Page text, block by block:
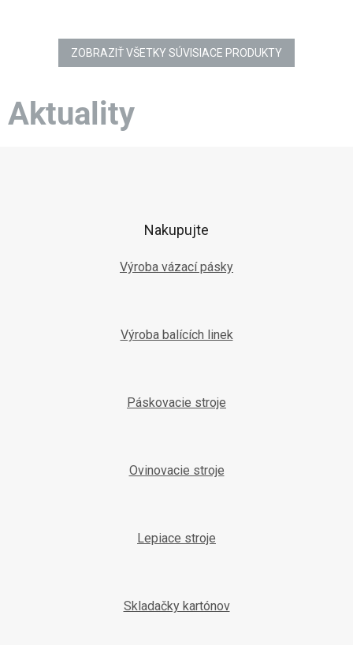
ZOBRAZIŤ VŠETKY SÚVISIACE PRODUKTY
Aktuality
Nakupujte
Výroba vázací pásky
Výroba balících linek
Páskovacie stroje
Ovinovacie stroje
Lepiace stroje
Skladačky kartónov